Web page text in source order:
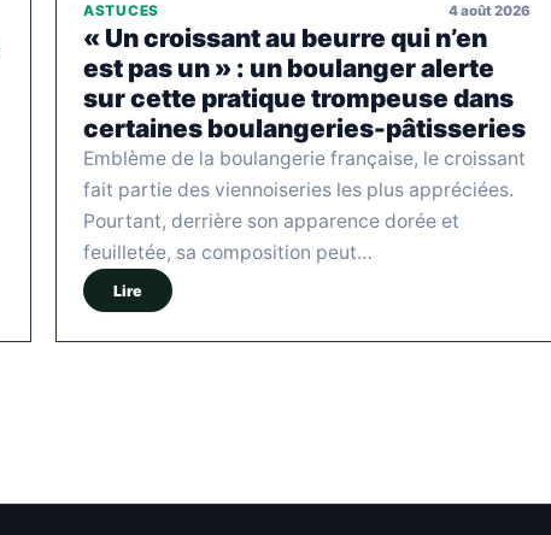
ASTUCES 4 août 2026
« Un croissant au beurre qui n’en
est pas un » : un boulanger alerte
sur cette pratique trompeuse dans
certaines boulangeries-pâtisseries
Emblème de la boulangerie française, le croissant
fait partie des viennoiseries les plus appréciées.
Pourtant, derrière son apparence dorée et
feuilletée, sa composition peut…
Lire